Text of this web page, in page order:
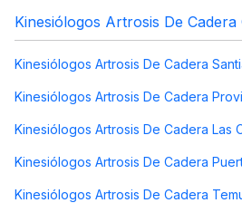
Kinesiólogos Artrosis De Cadera
Kinesiólogos Artrosis De Cadera
Kinesiólogos Artrosis De Cadera
Kinesiólogos Artrosis De Cadera Las
Kinesiólogos Artrosis De Cadera
Kinesiólogos Artrosis De Cadera